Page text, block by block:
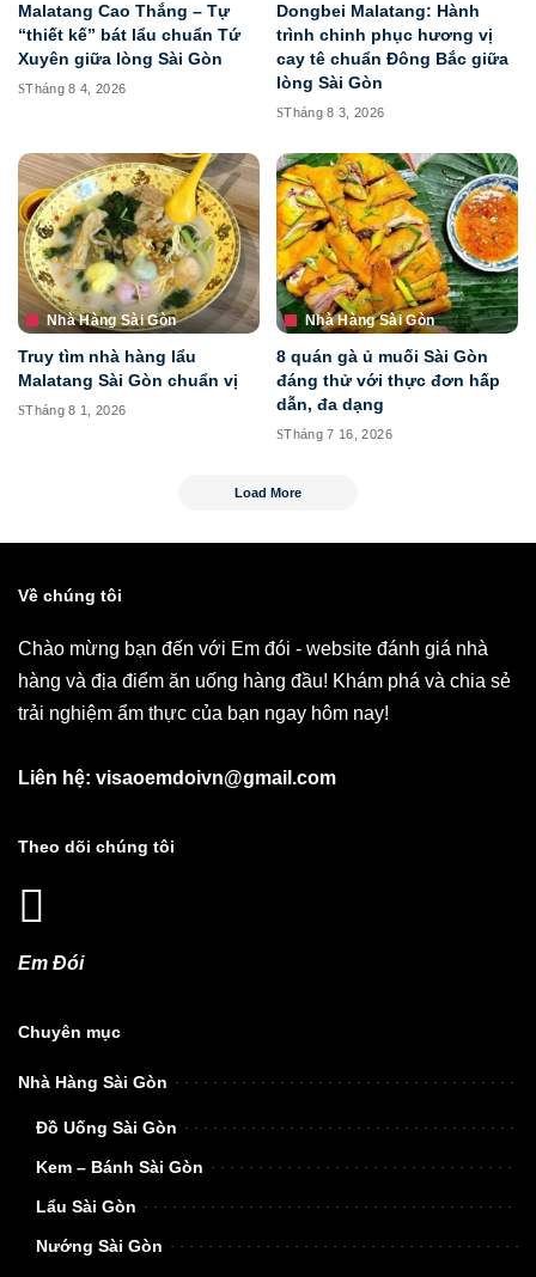
Malatang Cao Thắng – Tự
“thiết kế” bát lẩu chuẩn Tứ
Xuyên giữa lòng Sài Gòn
Tháng 8 4, 2026
Dongbei Malatang: Hành
trình chinh phục hương vị
cay tê chuẩn Đông Bắc giữa
lòng Sài Gòn
Tháng 8 3, 2026
Nhà Hàng Sài Gòn
Truy tìm nhà hàng lẩu
Malatang Sài Gòn chuẩn vị
Tháng 8 1, 2026
Nhà Hàng Sài Gòn
8 quán gà ủ muối Sài Gòn
đáng thử với thực đơn hấp
dẫn, đa dạng
Tháng 7 16, 2026
Load More
Về chúng tôi
Chào mừng bạn đến với Em đói - website đánh giá nhà
hàng và địa điểm ăn uống hàng đầu! Khám phá và chia sẻ
trải nghiệm ẩm thực của bạn ngay hôm nay!
Liên hệ: visaoemdoivn@gmail.com
Theo dõi chúng tôi
Em Đói
Chuyên mục
Nhà Hàng Sài Gòn
Đồ Uống Sài Gòn
Kem – Bánh Sài Gòn
Lẩu Sài Gòn
Nướng Sài Gòn